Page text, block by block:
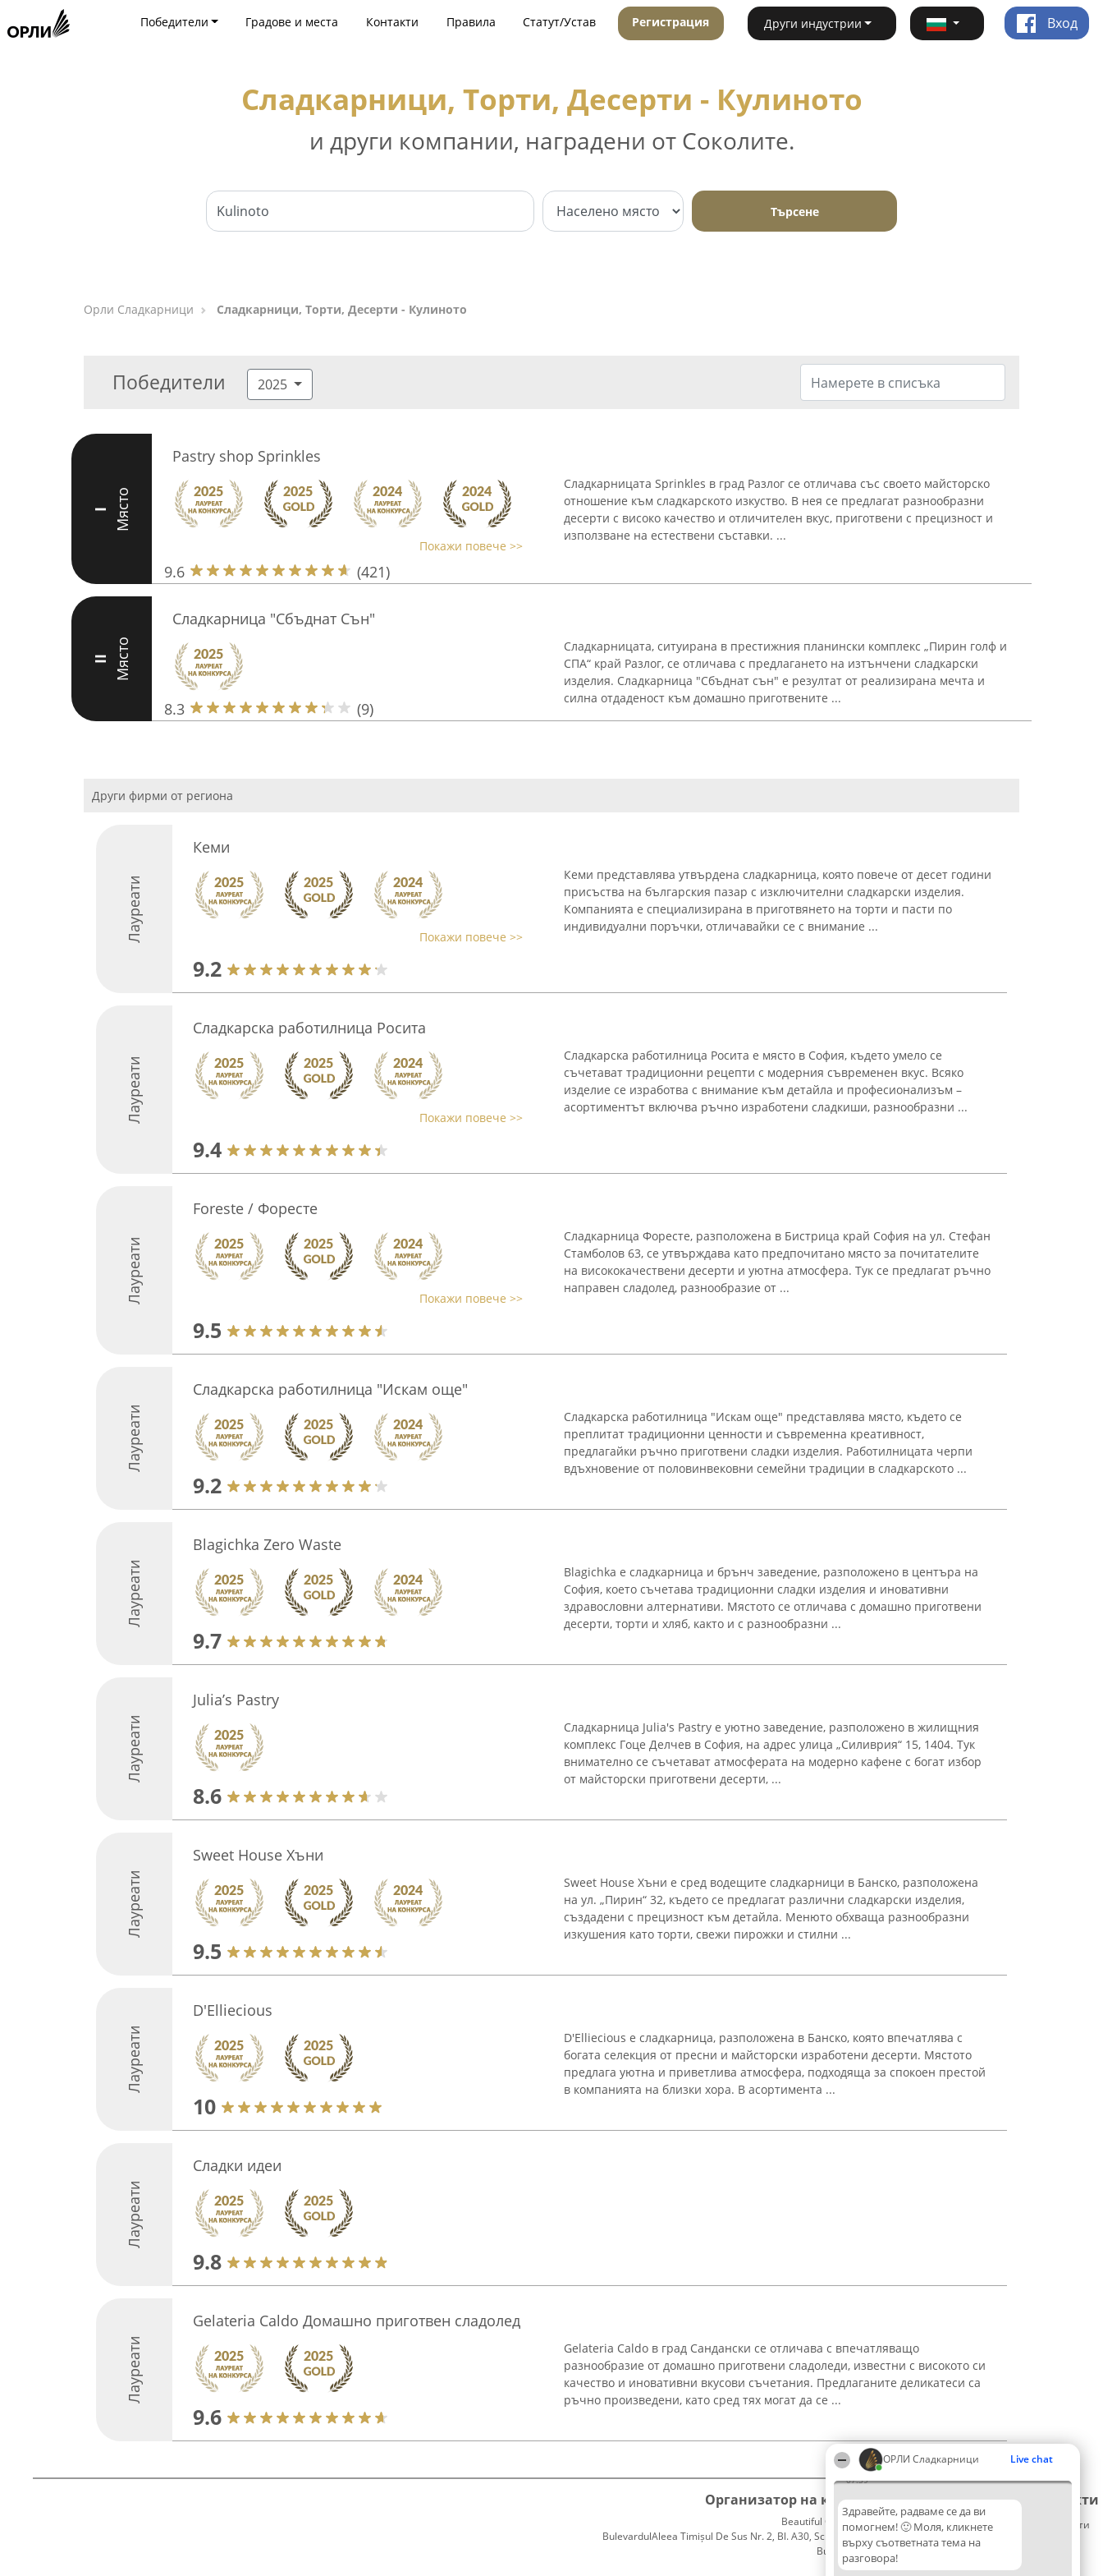
ОРЛИ Сладкарници Live chat
07:39
Здравейте, радваме се да ви
помогнем! 🙂 Моля, кликнете
върху съответната тема на
разговора!
Победители Градове и места Контакти Правила Статут/Устав Регистрация Други индустрии Вход
Сладкарници, Торти, Десерти - Кулиното
и други компании, наградени от Соколите.
Търсене
Орли Сладкарници Сладкарници, Торти, Десерти - Кулиното
Победители 2025
I Място
Pastry shop Sprinkles
Покажи повече >>
9.6 (421)
Сладкарницата Sprinkles в град Разлог се отличава със своето майсторско
отношение към сладкарското изкуство. В нея се предлагат разнообразни
десерти с високо качество и отличителен вкус, приготвени с прецизност и
използване на естествени съставки. ...
II Място
Сладкарница "Сбъднат Сън"
8.3 (9)
Сладкарницата, ситуирана в престижния планински комплекс „Пирин голф и
СПА“ край Разлог, се отличава с предлагането на изтънчени сладкарски
изделия. Сладкарница "Сбъднат сън" е резултат от реализирана мечта и
силна отдаденост към домашно приготвените ...
Други фирми от региона
Лауреати
Кеми
Покажи повече >>
9.2
Кеми представлява утвърдена сладкарница, която повече от десет години
присъства на българския пазар с изключителни сладкарски изделия.
Компанията е специализирана в приготвянето на торти и пасти по
индивидуални поръчки, отличавайки се с внимание ...
Лауреати
Сладкарска работилница Росита
Покажи повече >>
9.4
Сладкарска работилница Росита е място в София, където умело се
съчетават традиционни рецепти с модерния съвременен вкус. Всяко
изделие се изработва с внимание към детайла и професионализъм –
асортиментът включва ръчно изработени сладкиши, разнообразни ...
Лауреати
Foreste / Форесте
Покажи повече >>
9.5
Сладкарница Форесте, разположена в Бистрица край София на ул. Стефан
Стамболов 63, се утвърждава като предпочитано място за почитателите
на висококачествени десерти и уютна атмосфера. Тук се предлагат ръчно
направен сладолед, разнообразие от ...
Лауреати
Сладкарска работилница "Искам още"
9.2
Сладкарска работилница "Искам още" представлява място, където се
преплитат традиционни ценности и съвременна креативност,
предлагайки ръчно приготвени сладки изделия. Работилницата черпи
вдъхновение от половинвековни семейни традиции в сладкарското ...
Лауреати
Blagichka Zero Waste
9.7
Blagichka е сладкарница и брънч заведение, разположено в центъра на
София, което съчетава традиционни сладки изделия и иновативни
здравословни алтернативи. Мястото се отличава с домашно приготвени
десерти, торти и хляб, както и с разнообразни ...
Лауреати
Julia’s Pastry
8.6
Сладкарница Julia's Pastry е уютно заведение, разположено в жилищния
комплекс Гоце Делчев в София, на адрес улица „Силиврия“ 15, 1404. Тук
внимателно се съчетават атмосферата на модерно кафене с богат избор
от майсторски приготвени десерти, ...
Лауреати
Sweet House Хъни
9.5
Sweet House Хъни е сред водещите сладкарници в Банско, разположена
на ул. „Пирин“ 32, където се предлагат различни сладкарски изделия,
създадени с прецизност към детайла. Менюто обхваща разнообразни
изкушения като торти, свежи пирожки и стилни ...
Лауреати
D'Elliecious
10
D'Elliecious е сладкарница, разположена в Банско, която впечатлява с
богата селекция от пресни и майсторски изработени десерти. Мястото
предлага уютна и приветлива атмосфера, подходяща за спокоен престой
в компанията на близки хора. В асортимента ...
Лауреати
Сладки идеи
9.8
Лауреати
Gelateria Caldo Домашно приготвен сладолед
9.6
Gelateria Caldo в град Сандански се отличава с впечатляващо
разнообразие от домашно приготвени сладоледи, известни с високото си
качество и иновативни вкусови съчетания. Предлаганите деликатеси са
ръчно произведени, като сред тях могат да се ...
Организатор на класиране
Beautiful Company S.R.L.
BulevardulAleea Timișul De Sus Nr. 2, Bl. A30, Sc. A, Et. 4, Ap. 13
București 53-238
CUI 36737675
Класация
Победители
Списък
на
Контакти
Контакти